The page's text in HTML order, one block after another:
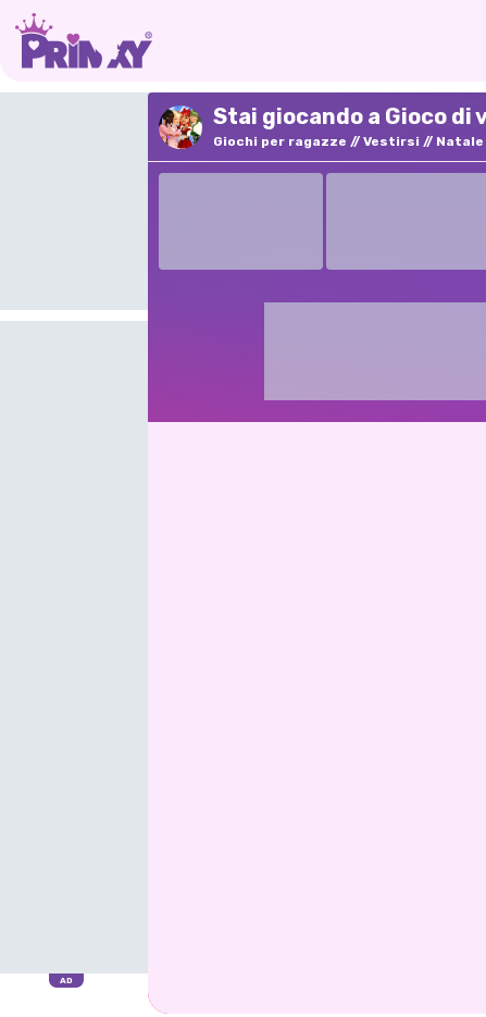
Stai giocando a Gioco di
Giochi per ragazze Vestirsi Natale